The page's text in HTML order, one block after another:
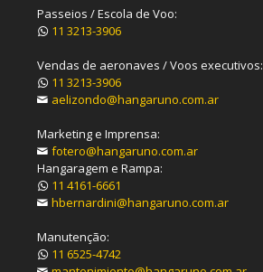
Passeios / Escola de Voo:
11 3213-3906
Vendas de aeronaves / Voos executivos:
11 3213-3906
aelizondo@hangaruno.com.ar
Marketing e Imprensa:
fotero@hangaruno.com.ar
Hangaragem e Rampa:
11 4161-6661
hbernardini@hangaruno.com.ar
Manutenção:
11 6525-4742